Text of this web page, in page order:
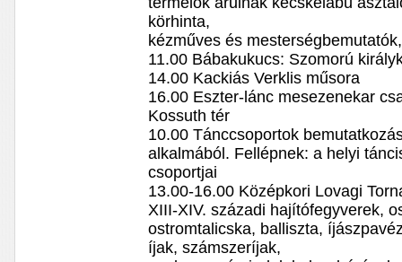
körhinta,
kézműves és
11.00 Bábakukucs: Szomorú
14.00 Kackiás Verklis műsora
16.00 Eszter-lánc mesezenekar
Kossuth tér
10.00 Tánccsoportok
alkalmából. Fellépnek: a helyi
csoportjai
13.00-16.00 Középkori Lovagi
XIII-XIV. századi hajítófegyverek,
ostromtalicska, balliszta,
íjak, számszeríjak,